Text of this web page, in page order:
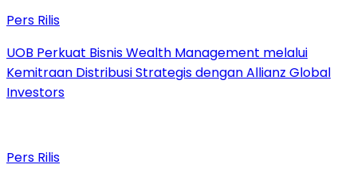
Pers Rilis
UOB Perkuat Bisnis Wealth Management melalui
Kemitraan Distribusi Strategis dengan Allianz Global
Investors
Pers Rilis